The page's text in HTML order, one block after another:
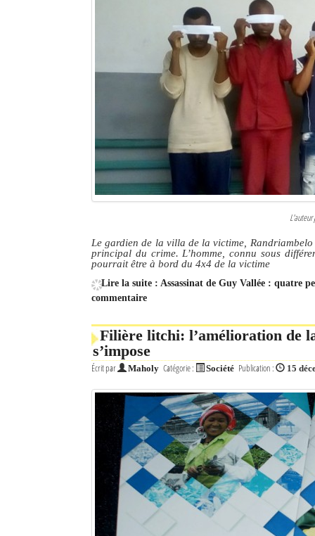
L'auteur
Le gardien de la villa de la victime,
principal du crime. L’homme, connu sous
pourrait être à bord du 4x4 de la victime
Lire la suite : Assassinat de Guy Vallée : quatre
commentaire
Filière litchi: l’amélioration de
s’impose
Écrit par Maholy Catégorie : Société Publication : 15